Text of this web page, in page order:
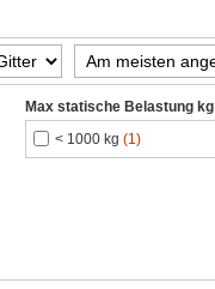
Max statische Belastung kg
< 1000 kg (1)